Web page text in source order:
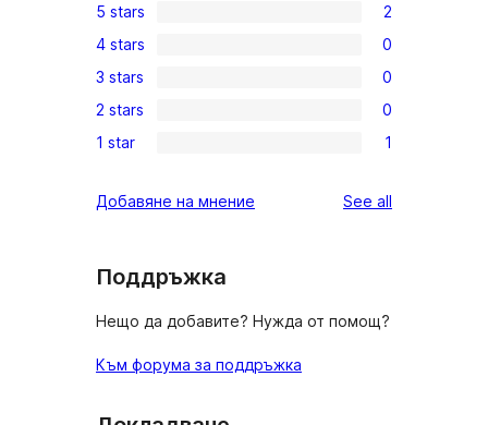
2
5-
star
reviews
5 stars 2
0
4-
star
reviews
4 stars 0
0
3-
star
3 stars 0
0
2-
reviews
2 stars 0
1
star
1 star 1
Добавяне на мнение See all
Поддръжка
Нещо да добавите? Нужда от помощ?
Към форума за поддръжка